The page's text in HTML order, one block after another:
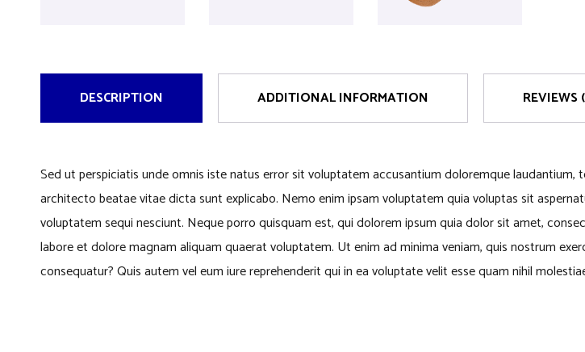
DESCRIPTION ADDITIONAL INFORMATION REVIEWS
Sed ut perspiciatis unde omnis iste natus error sit voluptatem accusantium doloremque
architecto beatae vitae dicta sunt explicabo. Nemo enim ipsam voluptatem quia voluptas sit
voluptatem sequi nesciunt. Neque porro quisquam est, qui dolorem ipsum quia dolor sit amet,
labore et dolore magnam aliquam quaerat voluptatem. Ut enim ad minima veniam, quis nostrum
consequatur? Quis autem vel eum iure reprehenderit qui in ea voluptate velit esse quam nihil